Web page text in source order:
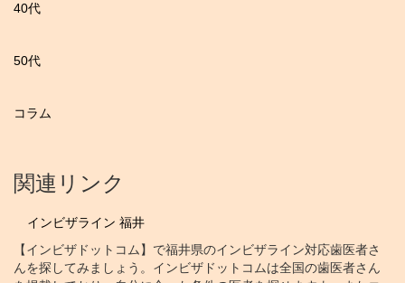
40代
50代
コラム
関連リンク
インビザライン 福井
【インビザドットコム】で福井県のインビザライン対応歯医者さ
んを探してみましょう。インビザドットコムは全国の歯医者さん